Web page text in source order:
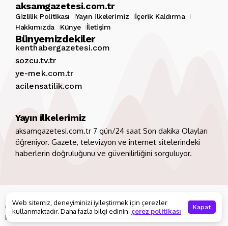
aksamgazetesi.com.tr
Gizlilik Politikası Yayın ilkelerimiz
İçerik Kaldırma
Hakkımızda
Künye İletişim
Bünyemizdekiler
kenthabergazetesi.com
sozcu.tv.tr
ye-mek.com.tr
acilensatilik.com
Yayın ilkelerimiz
aksamgazetesi.com.tr 7 gün/24 saat Son dakika Olayları
öğreniyor. Gazete, televizyon ve internet sitelerindeki
haberlerin doğruluğunu ve güvenilirliğini sorguluyor.
Gizlilik Politikası Yayın ilkelerimiz
İçerik Kaldırma
Hakkımızda
Web sitemiz, deneyiminizi iyileştirmek için çerezler
kullanmaktadır. Daha fazla bilgi edinin. çerez politikası Kapat